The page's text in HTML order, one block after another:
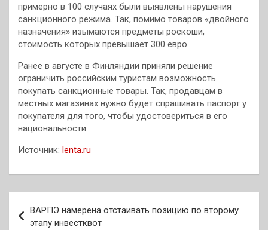
примерно в 100 случаях были выявлены нарушения
санкционного режима. Так, помимо товаров «двойного
назначения» изымаются предметы роскоши,
стоимость которых превышает 300 евро.
Ранее в августе в Финляндии приняли решение
ограничить российским туристам возможность
покупать санкционные товары. Так, продавцам в
местных магазинах нужно будет спрашивать паспорт у
покупателя для того, чтобы удостовериться в его
национальности.
Источник: lenta.ru
по
ВАРПЭ намерена отстаивать позицию по второму
этапу инвестквот